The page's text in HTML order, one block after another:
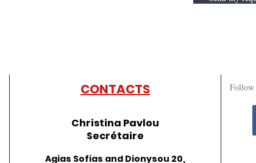
CONTACTS
Christina Pavlou
Secrétaire
Agias Sofias and Dionysou 20,
Follow